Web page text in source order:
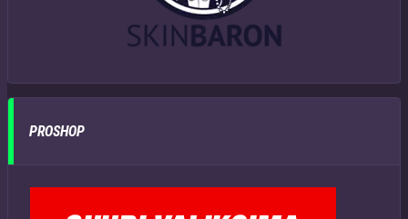
PROSHOP